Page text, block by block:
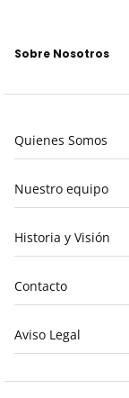
Sobre Nosotros
Quienes Somos
Nuestro equipo
Historia y Visión
Contacto
Aviso Legal